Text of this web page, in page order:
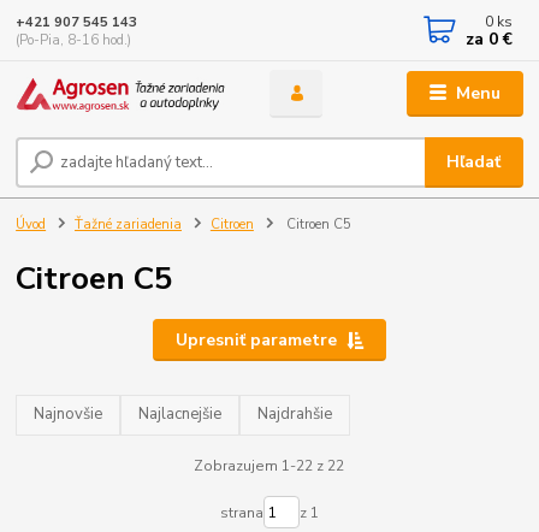
Menu
Hľadať
+421 907 545 143
(Po-Pia, 8-16 hod.)
0 ks
za 0 €
Úvod Ťažné zariadenia Citroen Citroen C5
Citroen C5
Upresniť parametre
Najnovšie Najlacnejšie Najdrahšie
Zobrazujem 1-22 z 22
strana z 1